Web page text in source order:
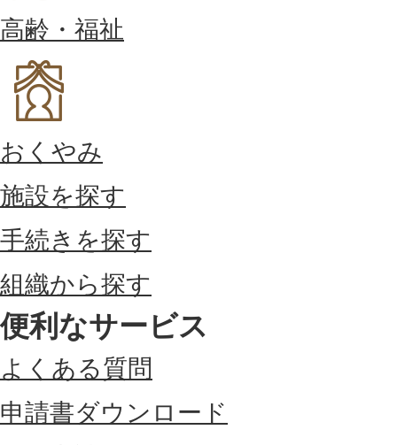
高齢・福祉
おくやみ
施設を探す
手続きを探す
組織から探す
便利なサービス
よくある質問
申請書ダウンロード